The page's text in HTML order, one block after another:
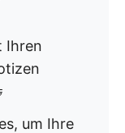
Ihren
um Ihre